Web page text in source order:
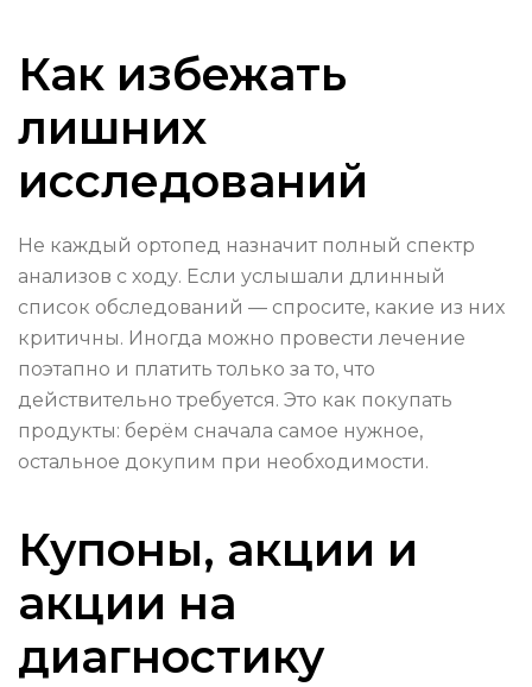
Как избежать
лишних
исследований
Не каждый ортопед назначит полный спектр
анализов с ходу. Если услышали длинный
список обследований — спросите, какие из них
критичны. Иногда можно провести лечение
поэтапно и платить только за то, что
действительно требуется. Это как покупать
продукты: берём сначала самое нужное,
остальное докупим при необходимости.
Купоны, акции и
акции на
диагностику